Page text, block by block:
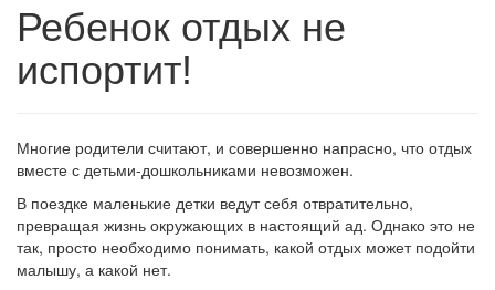
Ребенок отдых не
испортит!
Многие родители считают, и совершенно напрасно, что отдых
вместе с детьми-дошкольниками невозможен.
В поездке маленькие детки ведут себя отвратительно,
превращая жизнь окружающих в настоящий ад. Однако это не
так, просто необходимо понимать, какой отдых может подойти
малышу, а какой нет.